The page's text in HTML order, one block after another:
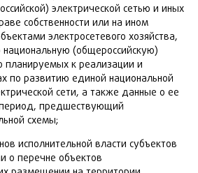
электрической сетью и иных
собственности или на ином
электросетевого хозяйства,
(общероссийскую)
планируемых к реализации и
по развитию единой национальной
сети, а также данные о ее
предшествующий
схемы;
исполнительной власти субъектов
о перечне объектов